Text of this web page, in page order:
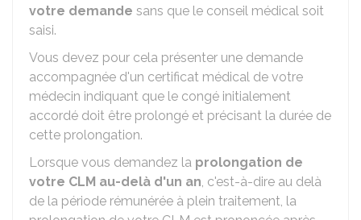
votre demande sans que le conseil médical soit
saisi.
Vous devez pour cela présenter une demande
accompagnée d'un certificat médical de votre
médecin indiquant que le congé initialement
accordé doit être prolongé et précisant la durée de
cette prolongation.
Lorsque vous demandez la prolongation de
votre CLM au-delà d'un an, c'est-à-dire au delà
de la période rémunérée à plein traitement, la